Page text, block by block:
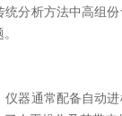
统分析方法中高组
器通常配备自动进